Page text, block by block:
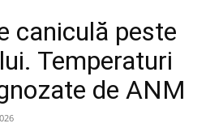
caniculă peste
Temperaturi
de ANM